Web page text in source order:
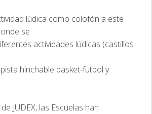
lúdica como colofón a este
se
actividades lúdicas (castillos
hinchable basket-futbol y
JUDEX, las Escuelas han